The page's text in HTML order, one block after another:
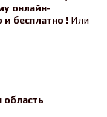
онлайн-
и бесплатно !Или
область